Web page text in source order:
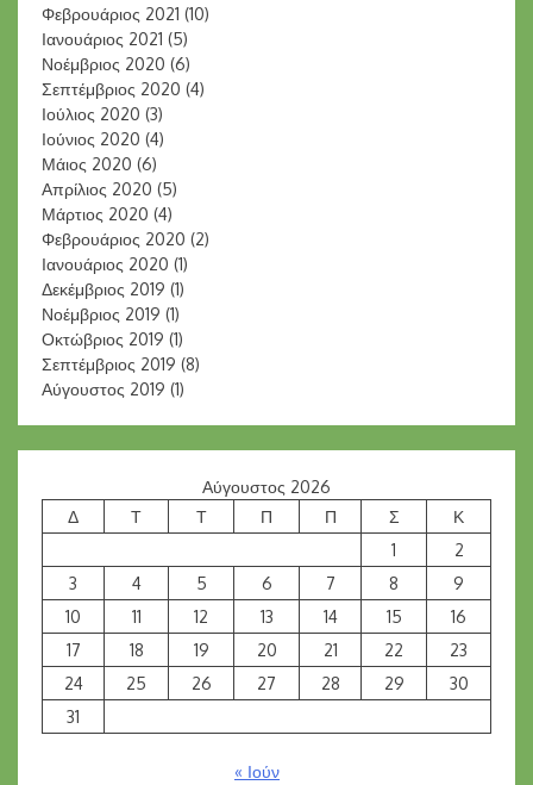
Φεβρουάριος 2021 (10)
Ιανουάριος 2021 (5)
Νοέμβριος 2020 (6)
Σεπτέμβριος 2020 (4)
Ιούλιος 2020 (3)
Ιούνιος 2020 (4)
Μάιος 2020 (6)
Απρίλιος 2020 (5)
Μάρτιος 2020 (4)
Φεβρουάριος 2020 (2)
Ιανουάριος 2020 (1)
Δεκέμβριος 2019 (1)
Νοέμβριος 2019 (1)
Οκτώβριος 2019 (1)
Σεπτέμβριος 2019 (8)
Αύγουστος 2019 (1)
Αύγουστος 2026
Δ
Τ Τ Π Π Σ
Κ
1
2
3
4 5 6 7 8
9
10
11 12 13 14 15
16
17
18 19 20 21 22
23
24
25 26 27 28 29
30
31
« Ιούν